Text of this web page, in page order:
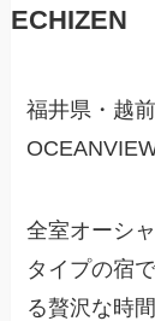
ECHIZEN
福井県・越
全室オーシ
タイプの宿
る贅沢な時